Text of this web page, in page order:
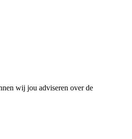
wij jou adviseren over de